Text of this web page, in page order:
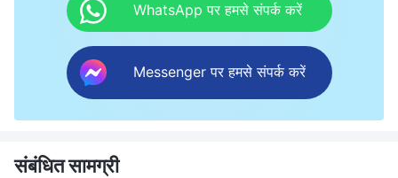
WhatsApp पर हमसे संपर्क करें
Messenger पर हमसे संपर्क करें
संबंधित सामग्री